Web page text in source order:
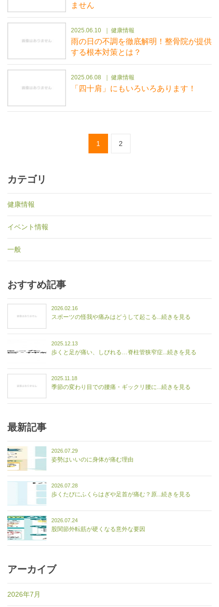
ません
2025.06.10 健康情報
雨の日の不調を徹底解明！整骨院が提供
する根本対策とは？
2025.06.08 健康情報
「四十肩」にもいろいろあります！
1 2
カテゴリ
健康情報
イベント情報
一般
おすすめ記事
2026.02.16
スポーツの怪我や痛みはどうして起こる...続きを見る
2025.12.13
歩くと足が痛い、しびれる…脊柱管狭窄症...続きを見る
2025.11.18
季節の変わり目での腰痛・ギックリ腰に...続きを見る
最新記事
2026.07.29
姿勢はいいのに身体が痛む理由
2026.07.28
歩くたびにふくらはぎや足首が痛む？原...続きを見る
2026.07.24
股関節外転筋が硬くなる意外な要因
アーカイブ
2026年7月